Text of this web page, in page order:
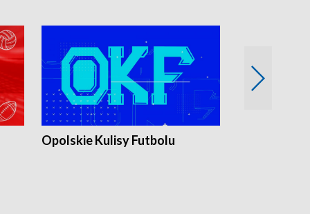
Opolskie Kulisy Futbolu